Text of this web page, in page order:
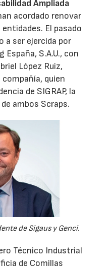
Ampliada
acordado renovar
El pasado
a ser ejercida por
S.A.U., con
López Ruiz,
quien
de SIGRAP, la
ambos Scraps.
de Sigaus y Genci.
Técnico Industrial
de Comillas